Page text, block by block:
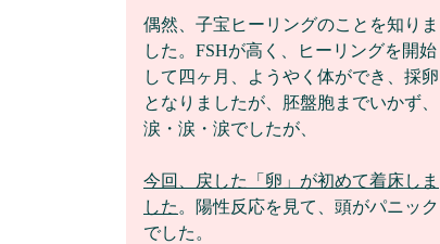
偶然、子宝ヒーリングのことを知りま
した。FSHが高く、ヒーリングを開始
して四ヶ月、ようやく体ができ、採卵
となりましたが、胚盤胞までいかず、
涙・涙・涙でしたが、
今回、戻した「卵」が初めて着床しま
した 。陽性反応を見て、頭がパニック
でした。